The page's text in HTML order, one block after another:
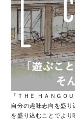
「ＴＨＥ ＨＡＮＧＯ
自分の趣味志向を盛
を盛り込むことでより